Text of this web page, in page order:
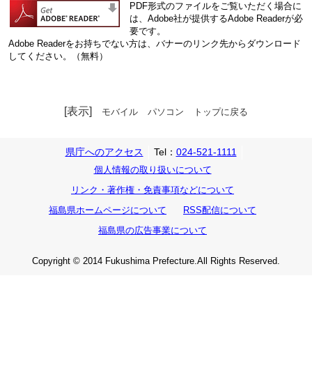
PDF形式のファイルをご覧いただく場合に
は、Adobe社が提供するAdobe Readerが必
要です。
Adobe Readerをお持ちでない方は、バナーのリンク先からダウンロード
してください。（無料）
[表示] モバイル パソコン トップに戻る
県庁へのアクセス Tel： 024-521-1111
個人情報の取り扱いについて
リンク・著作権・免責事項などについて
福島県ホームページについて
RSS配信について
福島県の広告事業について
Copyright © 2014 Fukushima Prefecture.All Rights Reserved.